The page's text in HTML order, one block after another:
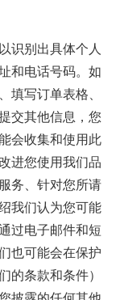
识别出具体个人
和电话号码。如
填写订单表格、
交其他信息，您
会收集和使用此
进您使用我们品
务、针对您所请
我们认为您可能
过电子邮件和短
也可能会在保护
的条款和条件）